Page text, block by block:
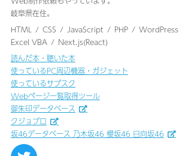
岐阜県在住。
HTML
CSS JavaScript PHP WordPress
Excel VBA
Next.js(React)
読んだ本・聴いた本
使っているPC周辺機器・ガジェット
使っているサブスク
Webページ一覧取得ツール
御朱印データベース
クジョブロ
坂46データベース 乃木坂46 櫻坂46 日向坂46